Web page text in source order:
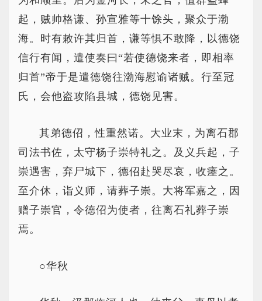
起，贼帅格谦、孙宣雅等十馀头，聚众于渤
海。时有敕许其归首，谦等惧不敢降，以德饶
信行有闻，遣使奏曰“若使德饶来者，即相率
归首”帝于是遣德饶往渤海慰谕诸贼。行至冠
氏，会他盗攻陷县城，德饶见害。
其弟德佋，性重然诺。大业末，为离石郡
司法书佐，太守杨子崇特礼之。及义兵起，子
崇遇害，弃尸城下，德佋赴哭尽哀，收瘗之。
至介休，诣义师，请葬子崇。大将军嘉之，因
赠子崇官，令德佋为使者，往离石礼葬子崇
焉。
○华秋